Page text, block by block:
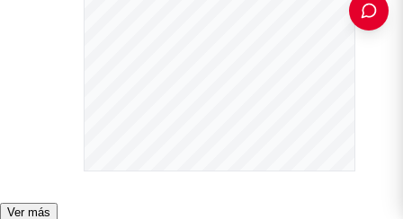
Ver más